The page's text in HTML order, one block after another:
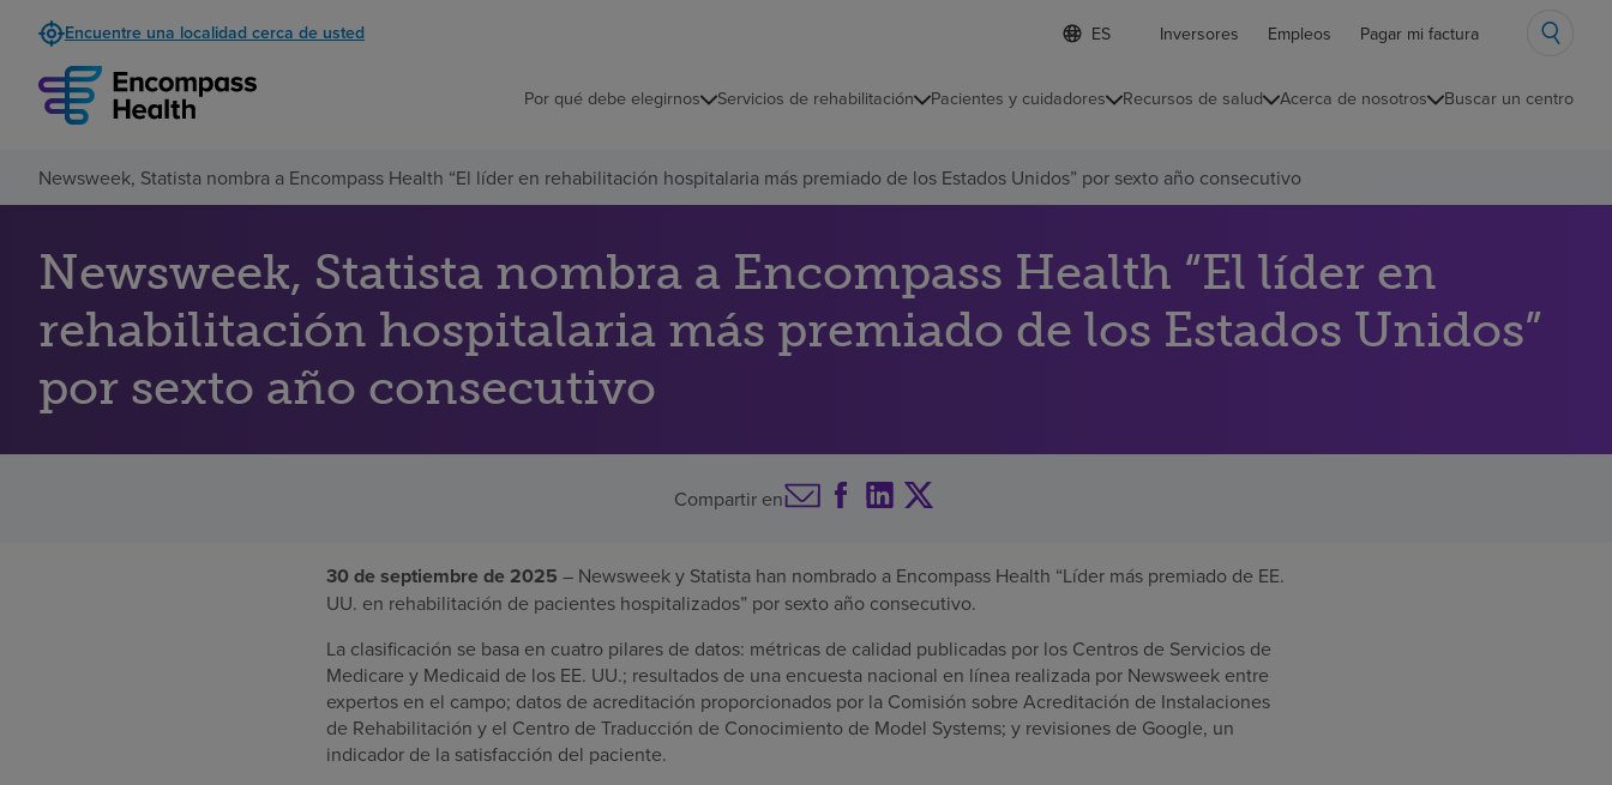
Encuentre una localidad cerca de usted
Lista
de
contraída
d
o
m
e
l
c
i
o
n
Inversores Empleos Pagar mi factura
Por qué debe elegirnos Servicios de rehabilitación Pacientes y cuidadores Recursos de salud Acerca de nosotros Buscar un centro
Newsweek, Statista nombra a Encompass Health “El líder en rehabilitación hospitalaria más premiado de los Estados Unidos” por sexto año consecutivo
Newsweek, Statista nombra a Encompass Health “El líder en
rehabilitación hospitalaria más premiado de los Estados Unidos”
por sexto año consecutivo
Compartir en
30 de septiembre de 2025 – Newsweek y Statista han nombrado a Encompass Health “Líder más premiado de EE.
UU. en rehabilitación de pacientes hospitalizados” por sexto año consecutivo.
La clasificación se basa en cuatro pilares de datos: métricas de calidad publicadas por los Centros de Servicios de
Medicare y Medicaid de los EE. UU.; resultados de una encuesta nacional en línea realizada por Newsweek entre
expertos en el campo; datos de acreditación proporcionados por la Comisión sobre Acreditación de Instalaciones
de Rehabilitación y el Centro de Traducción de Conocimiento de Model Systems; y revisiones de Google, un
indicador de la satisfacción del paciente.